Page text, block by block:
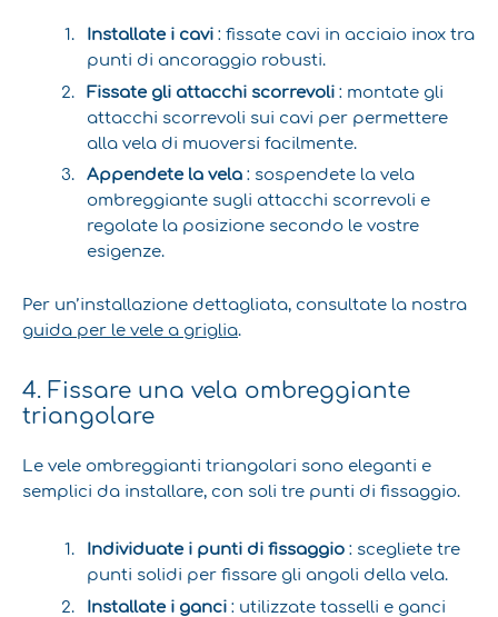
Installate i cavi : fissate cavi in acciaio inox tra
punti di ancoraggio robusti.
Fissate gli attacchi scorrevoli : montate gli
attacchi scorrevoli sui cavi per permettere
alla vela di muoversi facilmente.
Appendete la vela : sospendete la vela
ombreggiante sugli attacchi scorrevoli e
regolate la posizione secondo le vostre
esigenze.
Per un’installazione dettagliata, consultate la nostra
guida per le vele a griglia.
4. Fissare una vela ombreggiante
triangolare
Le vele ombreggianti triangolari sono eleganti e
semplici da installare, con soli tre punti di fissaggio.
Individuate i punti di fissaggio : scegliete tre
punti solidi per fissare gli angoli della vela.
Installate i ganci : utilizzate tasselli e ganci